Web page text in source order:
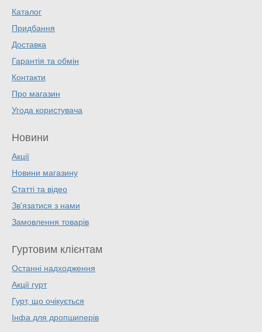
Каталог
Придбання
Доставка
Гарантія та обмін
Контакти
Про магазин
Угода користувача
Новини
Акції
Новини магазину
Статті та відео
Зв'язатися з нами
Замовлення товарів
Гуртовим клієнтам
Останні надходження
Акції гурт
Гурт, що очікується
Інфа для дропшиперів